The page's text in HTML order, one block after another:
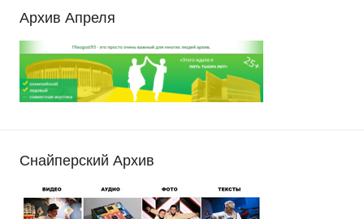
Архив Апреля
Снайперский Архив